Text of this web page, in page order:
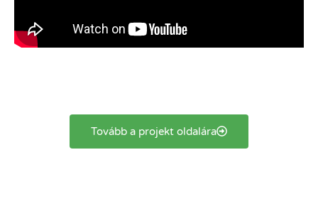
Tovább a projekt oldalára